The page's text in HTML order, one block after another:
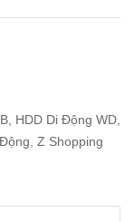
, HDD Di Động WD,
, Z Shopping